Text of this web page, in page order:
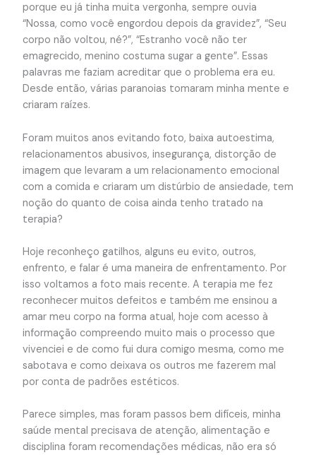
porque eu já tinha muita vergonha, sempre ouvia
“Nossa, como você engordou depois da gravidez”, “Seu
corpo não voltou, né?”, “Estranho você não ter
emagrecido, menino costuma sugar a gente”. Essas
palavras me faziam acreditar que o problema era eu.
Desde então, várias paranoias tomaram minha mente e
criaram raízes.
Foram muitos anos evitando foto, baixa autoestima,
relacionamentos abusivos, insegurança, distorção de
imagem que levaram a um relacionamento emocional
com a comida e criaram um distúrbio de ansiedade, tem
noção do quanto de coisa ainda tenho tratado na
terapia?
Hoje reconheço gatilhos, alguns eu evito, outros,
enfrento, e falar é uma maneira de enfrentamento. Por
isso voltamos a foto mais recente. A terapia me fez
reconhecer muitos defeitos e também me ensinou a
amar meu corpo na forma atual, hoje com acesso à
informação compreendo muito mais o processo que
vivenciei e de como fui dura comigo mesma, como me
sabotava e como deixava os outros me fazerem mal
por conta de padrões estéticos.
Parece simples, mas foram passos bem difíceis, minha
saúde mental precisava de atenção, alimentação e
disciplina foram recomendações médicas, não era só